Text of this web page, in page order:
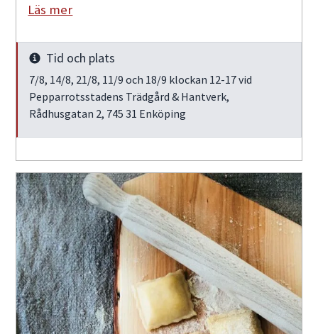
Läs mer
InfoTid och plats
7/8, 14/8, 21/8, 11/9 och 18/9 klockan 12-17 vid
Pepparrotsstadens Trädgård & Hantverk,
Rådhusgatan 2, 745 31 Enköping